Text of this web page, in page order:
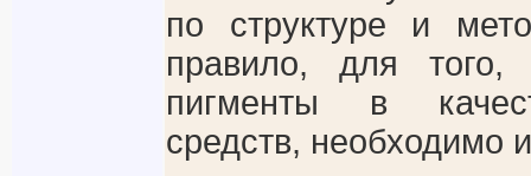
по структуре и
правило, для того,
пигменты в
средств, необходимо